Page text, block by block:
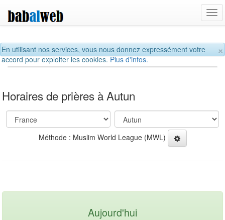
×
En utilisant nos services, vous nous donnez expressément votre
accord pour exploiter les cookies.Plus d'infos.
Horaires de prières à Autun
Méthode : Muslim World League (MWL)
Aujourd'hui